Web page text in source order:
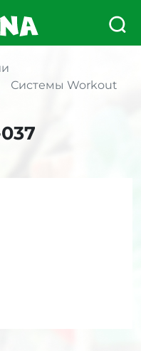
Системы Workout